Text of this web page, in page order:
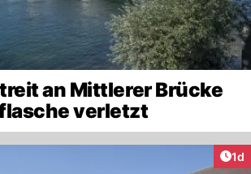
an Mittlerer Brücke
verletzt
1d